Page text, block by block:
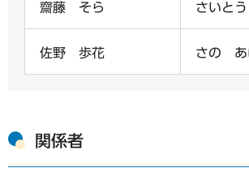
齋藤 そら さいと
佐野 歩花 さの あ
関係者